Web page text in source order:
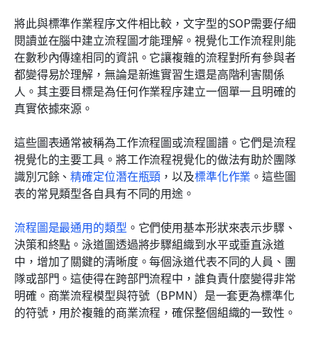
將此與標準作業程序文件相比較，文字型的SOP需要仔細
閱讀並在腦中建立流程圖才能理解。視覺化工作流程則能
在數秒內傳達相同的資訊。它讓複雜的流程對所有參與者
都變得易於理解，無論是新進實習生還是高階利害關係
人。其主要目標是為任何作業程序建立一個單一且明確的
真實依據來源。
這些圖表通常被稱為工作流程圖或流程圖譜。它們是流程
視覺化的主要工具。將工作流程視覺化的做法有助於團隊
識別冗餘、精確定位潛在瓶頸 ，以及標準化作業 。這些圖
表的常見類型各自具有不同的用途。
流程圖是最通用的類型 。它們使用基本形狀來表示步驟、
決策和終點。泳道圖透過將步驟組織到水平或垂直泳道
中，增加了關鍵的清晰度。每個泳道代表不同的人員、團
隊或部門。這使得在跨部門流程中，誰負責什麼變得非常
明確。商業流程模型與符號（BPMN）是一套更為標準化
的符號，用於複雜的商業流程，確保整個組織的一致性。